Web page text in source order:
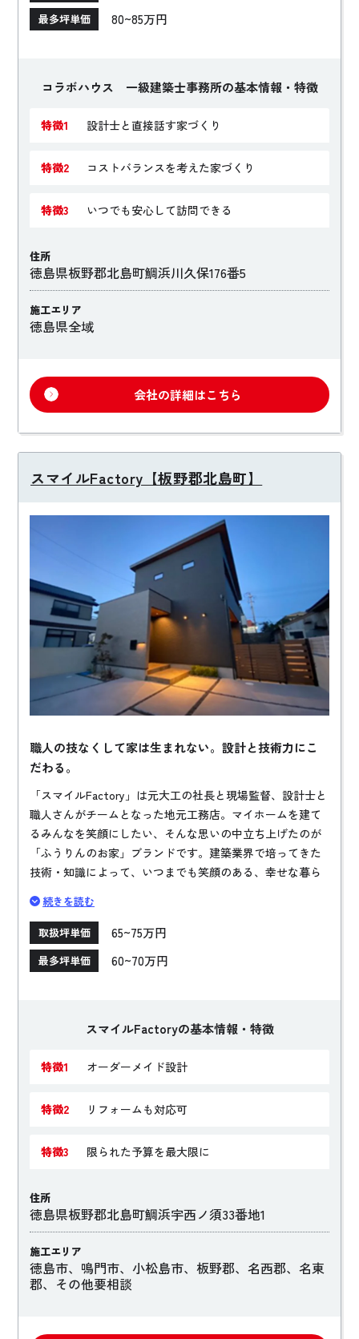
最多坪単価 80~85万円
コラボハウス 一級建築士事務所の基本情報・特徴
特徴1 設計士と直接話す家づくり
特徴2 コストバランスを考えた家づくり
特徴3 いつでも安心して訪問できる
住所
徳島県板野郡北島町鯛浜川久保176番5
施工エリア
徳島県全域
会社の詳細はこちら
スマイルFactory【板野郡北島町】
職人の技なくして家は生まれない。設計と技術力にこ
だわる。
「スマイルFactory」は元大工の社長と現場監督、設計士と
職人さんがチームとなった地元工務店。マイホームを建て
るみんなを笑顔にしたい、そんな思いの中立ち上げたのが
「ふうりんのお家」ブランドです。建築業界で培ってきた
技術・知識によって、いつまでも笑顔のある、幸せな暮ら
ん、リフォームも小規模～大規模まで幅広く対応してくれ
ます。
続きを読む
取扱坪単価 65~75万円
最多坪単価 60~70万円
スマイルFactoryの基本情報・特徴
特徴1 オーダーメイド設計
特徴2 リフォームも対応可
特徴3 限られた予算を最大限に
住所
徳島県板野郡北島町鯛浜宇西ノ須33番地1
施工エリア
徳島市、鳴門市、小松島市、板野郡、名西郡、名東
郡、その他要相談